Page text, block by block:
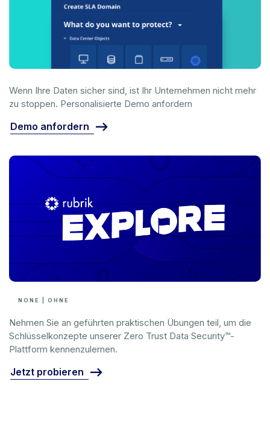
Wenn Ihre Daten sicher sind, ist Ihr Unternehmen nicht mehr
zu stoppen. Personalisierte Demo anfordern
Demo anfordern
NONE | OHNE
Nehmen Sie an geführten praktischen Übungen teil, um die
Schlüsselkonzepte unserer Zero Trust Data Security™-
Plattform kennenzulernen.
Jetzt probieren